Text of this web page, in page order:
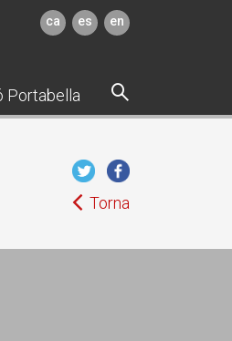
ca es en
Portabella
Torna